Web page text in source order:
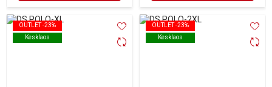
OUTLET -23%
Kesklaos
OUTLET -23%
Kesklaos
OUTLET -23%
Kesklaos
OUTLET -23%
Kesklaos